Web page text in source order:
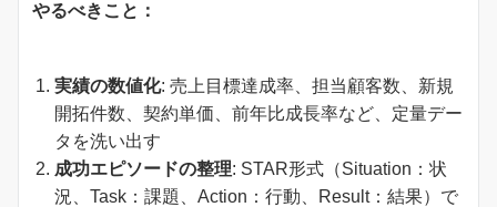
やるべきこと：
実績の数値化: 売上目標達成率、担当顧客数、新規
開拓件数、契約単価、前年比成長率など、定量デー
タを洗い出す
成功エピソードの整理: STAR形式（Situation：状
況、Task：課題、Action：行動、Result：結果）で